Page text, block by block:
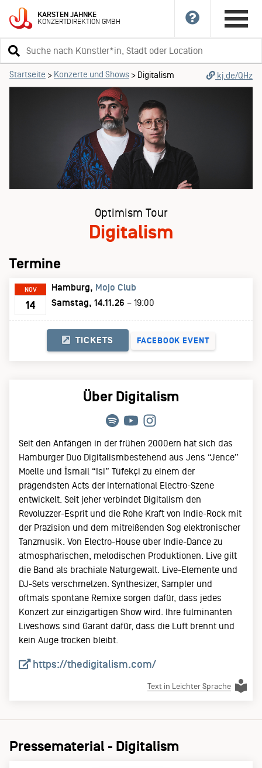
KARSTENJAHNKE
KONZERTDIREKTIONGMBH
Suchbegriff
eingeben
Startseite > Konzerte und Shows > Digitalism kj.de/QHz
Optimism Tour
Digitalism
Termine
NOV
14
Hamburg
Mojo Club
Samstag, 14.11.26 – 19:00
TICKETS FACEBOOK EVENT
Über Digitalism
Seit den Anfängen in der frühen 2000ern hat sich das
Hamburger Duo Digitalismbestehend aus Jens “Jence”
Moelle und İsmail “Isi” Tüfekçi zu einem der
prägendsten Acts der international Electro-Szene
entwickelt. Seit jeher verbindet Digitalism den
Revoluzzer-Esprit und die Rohe Kraft von Indie-Rock mit
der Präzision und dem mitreißenden Sog elektronischer
Tanzmusik. Von Electro-House über Indie-Dance zu
atmosphärischen, melodischen Produktionen. Live gilt
die Band als brachiale Naturgewalt. Live-Elemente und
DJ-Sets verschmelzen. Synthesizer, Sampler und
oftmals spontane Remixe sorgen dafür, dass jedes
Konzert zur einzigartigen Show wird. Ihre fulminanten
Liveshows sind Garant dafür, dass die Luft brennt und
kein Auge trocken bleibt.
https://thedigitalism.com/
Text in Leichter Sprache
Pressematerial - Digitalism